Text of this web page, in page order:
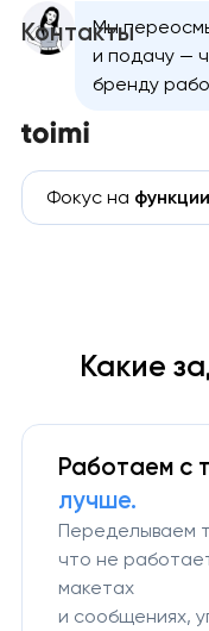
Контакты
Мы
и подачу —
бренду
Фокус на функции
Какие
Работаем с
лучше.
Переделываем
что не
макетах
и сообщениях,